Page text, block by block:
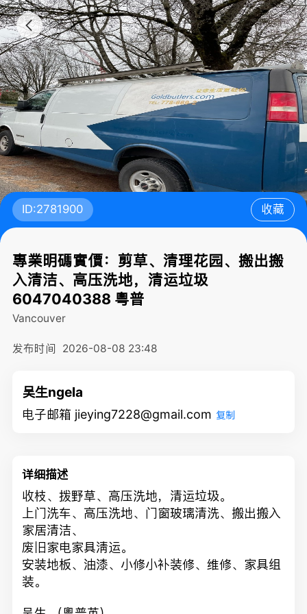
ID:2781900 收藏
專業明碼實價：剪草、清理花园、搬出搬
入清洁、高压洗地，清运垃圾
6047040388 粵普
Vancouver
发布时间 2026-08-08 23:48
吴生ngela
电子邮箱 jieying7228@gmail.com 复制
详细描述
收枝、拨野草、高压洗地，清运垃圾。
上门洗车、高压洗地、门窗玻璃清洗、搬出搬入
家居清洁、
废旧家电家具淸运。
安装地板、油漆、小修小补装修、维修、家具组
装。